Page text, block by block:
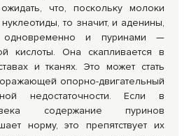
что, поскольку молоки
то значит, и аденины,
одновременно и пуринами —
кислоты. Она скапливается в
и тканях. Это может стать
опорно-двигательный
недостаточности. Если в
содержание пуринов
норму, это препятствует их